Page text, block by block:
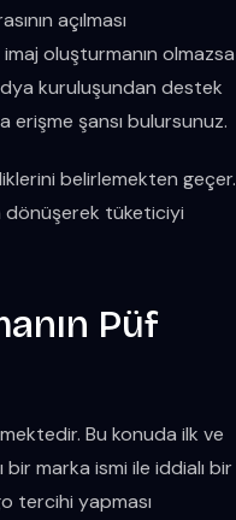
açılması
oluşturmanın olmazsa
kuruluşundan destek
erişme şansı bulursunuz.
belirlemekten geçer.
dönüşerek tüketiciyi
Püf
Bu konuda ilk ve
marka ismi ile iddialı bir
tercihi yapması